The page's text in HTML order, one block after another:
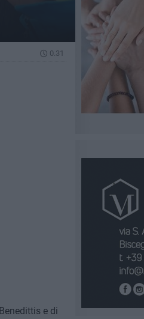
0.31
e di